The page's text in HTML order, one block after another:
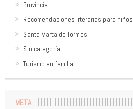
Provincia
Recomendaciones literarias para niños
Santa Marta de Tormes
Sin categoría
Turismo en familia
META